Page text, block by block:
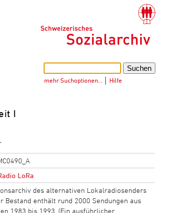
mehr Suchoptionen… Hilfe
I
LoRa
des alternativen Lokalradiosenders
Bestand enthält rund 2000 Sendungen aus
1983 bis 1993. (Ein ausführlicher